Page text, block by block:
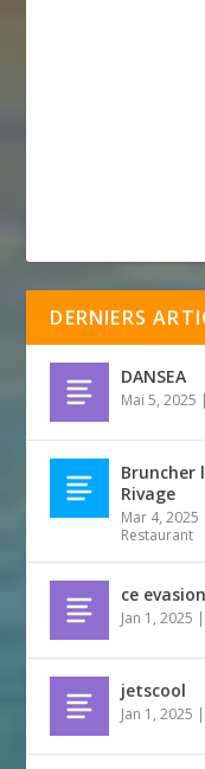
DERNIERS
DANSEA
Mai 5, 2025
Bruncher
Rivage
Mar 4, 2025
Restaurant
ce evasion
Jan 1, 2025
jetscool
Jan 1, 2025